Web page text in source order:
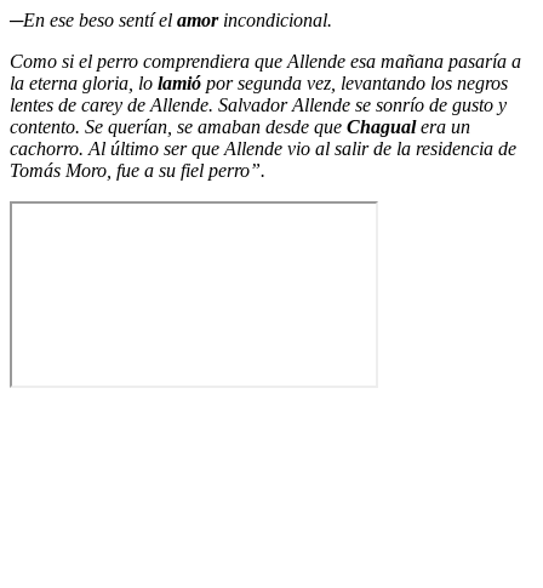
─En ese beso sentí el amor incondicional.
Como si el perro comprendiera que Allende esa mañana pasaría a
la eterna gloria, lo lamió por segunda vez, levantando los negros
lentes de carey de Allende. Salvador Allende se sonrío de gusto y
contento. Se querían, se amaban desde que Chagualera un
cachorro. Al último ser que Allende vio al salir de la residencia de
Tomás Moro, fue a su fiel perro”.